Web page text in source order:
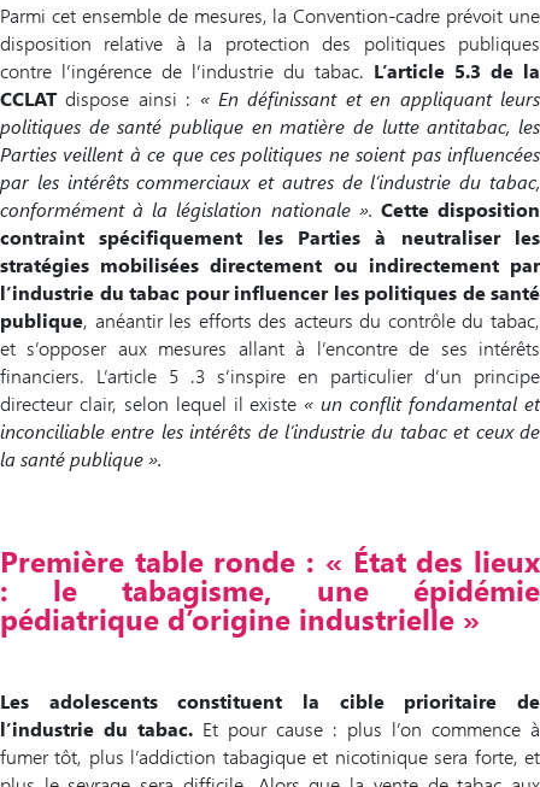
Parmi cet ensemble de mesures, la Convention-cadre prévoit une
disposition relative à la protection des politiques publiques
contre l’ingérence de l’industrie du tabac. L’article 5.3 de la
CCLATdispose ainsi : « En définissant et en appliquant leurs
politiques de santé publique en matière de lutte antitabac, les
Parties veillent à ce que ces politiques ne soient pas influencées
par les intérêts commerciaux et autres de l’industrie du tabac,
conformément à la législation nationale ». Cette disposition
contraint spécifiquement les Parties à neutraliser les
stratégies mobilisées directement ou indirectement par
l’industrie du tabac pour influencer les politiques de santé
publique, anéantir les efforts des acteurs du contrôle du tabac,
et s’opposer aux mesures allant à l’encontre de ses intérêts
financiers. L’article 5 .3 s’inspire en particulier d’un principe
directeur clair, selon lequel il existe« un conflit fondamental et
inconciliable entre les intérêts de l’industrie du tabac et ceux de
la santé publique ».
Première table ronde : « État des lieux
: le tabagisme, une épidémie
pédiatrique d’origine industrielle »
Les adolescents constituent la cible prioritaire de
l’industrie du tabac. Et pour cause : plus l’on commence à
fumer tôt, plus l’addiction tabagique et nicotinique sera forte, et